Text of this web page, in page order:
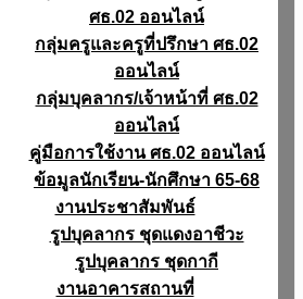
ศธ.02 ออนไลน์
กลุ่มครูและครูที่ปรึกษา ศธ.02
ออนไลน์
กลุ่มบุคลากร/เจ้าหน้าที่ ศธ.02
ออนไลน์
คู่มือการใช้งาน ศธ.02 ออนไลน์
ข้อมูลนักเรียน-นักศึกษา 65-68
งานประชาสัมพันธ์
รูปบุคลากร ชุดแดงอาชีวะ
รูปบุคลากร ชุดกากี
งานอาคารสถานที่